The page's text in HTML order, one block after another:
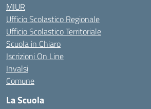
MIUR
Ufficio Scolastico Regionale
Ufficio Scolastico Territoriale
Scuola in Chiaro
Iscrizioni On Line
Invalsi
Comune
La Scuola